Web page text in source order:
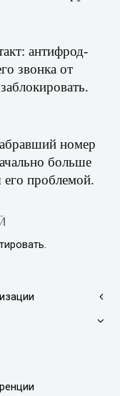
антифрод-
звонка от
номер
больше
его проблемой.